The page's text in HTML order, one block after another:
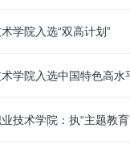
学院入选“双高计划”
学院入选中国特色高水
技术学院：执“主题教